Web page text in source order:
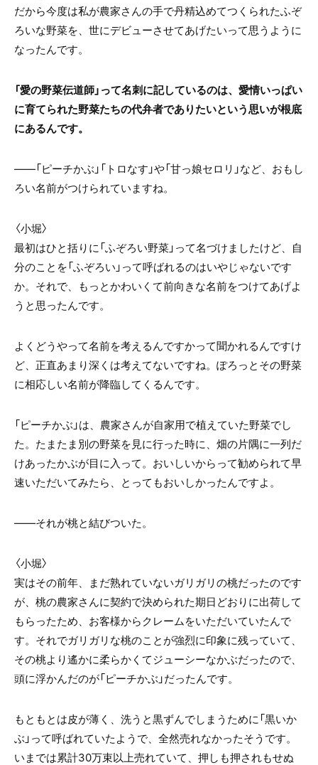
だから今度は私が農家さんの手で丹精込めてつくられたふぞ
ろいな野菜を、世にデビューさせてあげたいって思うように
なったんです。
「愛の野菜伝道師」って名刺に記しているのは、愛情いっぱい
に育てられた野菜たちの代弁者でありたいという思いが根底
にあるんです。
――「ピーチかぶ」「トロなす」や「甘っ娘セロリ」など、おもし
ろい名前がつけられていますね。
〈小堀〉
最初はひと括りに「ふぞろい野菜」って名づけましたけど、自
分のことを「ふぞろい」って呼ばれるのはいやじゃないです
か。それで、もっとかわいくて前向きな名前をつけてあげよ
うと思ったんです。
よくどうやって名前を考えるんですかって聞かれるんですけ
ど、正直あまり深くは考えてないですね。ぽろっとその野菜
に相応しい名前が降臨してくるんです。
「ピーチかぶ」は、農家さんが自家用で植えていた野菜でし
た。たまたま別の野菜を見に行った時に、畑の片隅に一列だ
けあったかぶが目に入って。おいしいからって勧められて早
速いただいてみたら、とってもおいしかったんですよ。
――それが桃と結びついた。
〈小堀〉
実はその前年、まだ熟れていないガリガリの桃だったのです
が、桃の農家さんに契約で決められた期日どおりに出荷して
もらったため、お客様からクレームをいただいていたんで
す。それでガリガリな桃のことが強烈に印象に残っていて、
その桃より遙かに柔らかくてジューシーなかぶだったので、
頭に浮かんだのが「ピーチかぶ」だったんです。
もともとは皮が薄く、洗うと黒ずんでしまうために「黒いか
ぶ」って呼ばれていたようで、全然売れなかったそうです。
いまでは累計30万束以上売れていて、押しも押されもせぬ